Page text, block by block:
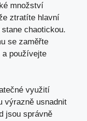
množství
ztratíte hlavní
chaotickou.
se zaměřte
používejte
využití
výrazně usnadnit
jsou správně